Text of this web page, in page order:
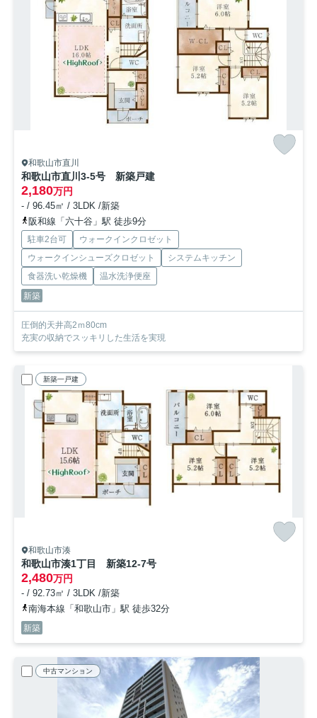
和歌山市直川
和歌山市直川3-5号 新築戸建
2,180万円
- / 96.45㎡ / 3LDK /新築
阪和線「六十谷」駅 徒歩9分
駐車2台可
ウォークインクロゼット
ウォークインシューズクロゼット
システムキッチン
食器洗い乾燥機
温水洗浄便座
新築
圧倒的天井高2ｍ80cm
充実の収納でスッキリした生活を実現
新築一戸建
和歌山市湊
和歌山市湊1丁目 新築12-7号
2,480万円
- / 92.73㎡ / 3LDK /新築
南海本線「和歌山市」駅 徒歩32分
新築
中古マンション